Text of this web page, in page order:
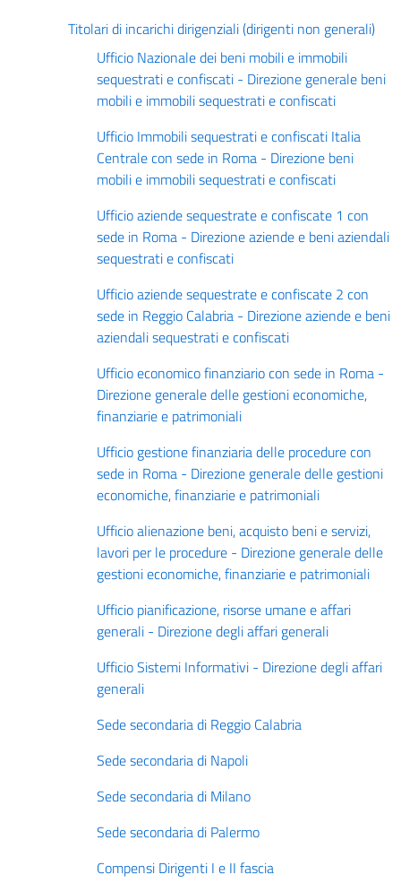
Titolari di incarichi dirigenziali (dirigenti non generali)
Ufficio Nazionale dei beni mobili e immobili
sequestrati e confiscati - Direzione generale beni
mobili e immobili sequestrati e confiscati
Ufficio Immobili sequestrati e confiscati Italia
Centrale con sede in Roma - Direzione beni
mobili e immobili sequestrati e confiscati
Ufficio aziende sequestrate e confiscate 1 con
sede in Roma - Direzione aziende e beni aziendali
sequestrati e confiscati
Ufficio aziende sequestrate e confiscate 2 con
sede in Reggio Calabria - Direzione aziende e beni
aziendali sequestrati e confiscati
Ufficio economico finanziario con sede in Roma -
Direzione generale delle gestioni economiche,
finanziarie e patrimoniali
Ufficio gestione finanziaria delle procedure con
sede in Roma - Direzione generale delle gestioni
economiche, finanziarie e patrimoniali
Ufficio alienazione beni, acquisto beni e servizi,
lavori per le procedure - Direzione generale delle
gestioni economiche, finanziarie e patrimoniali
Ufficio pianificazione, risorse umane e affari
generali - Direzione degli affari generali
Ufficio Sistemi Informativi - Direzione degli affari
generali
Sede secondaria di Reggio Calabria
Sede secondaria di Napoli
Sede secondaria di Milano
Sede secondaria di Palermo
Compensi Dirigenti I e II fascia